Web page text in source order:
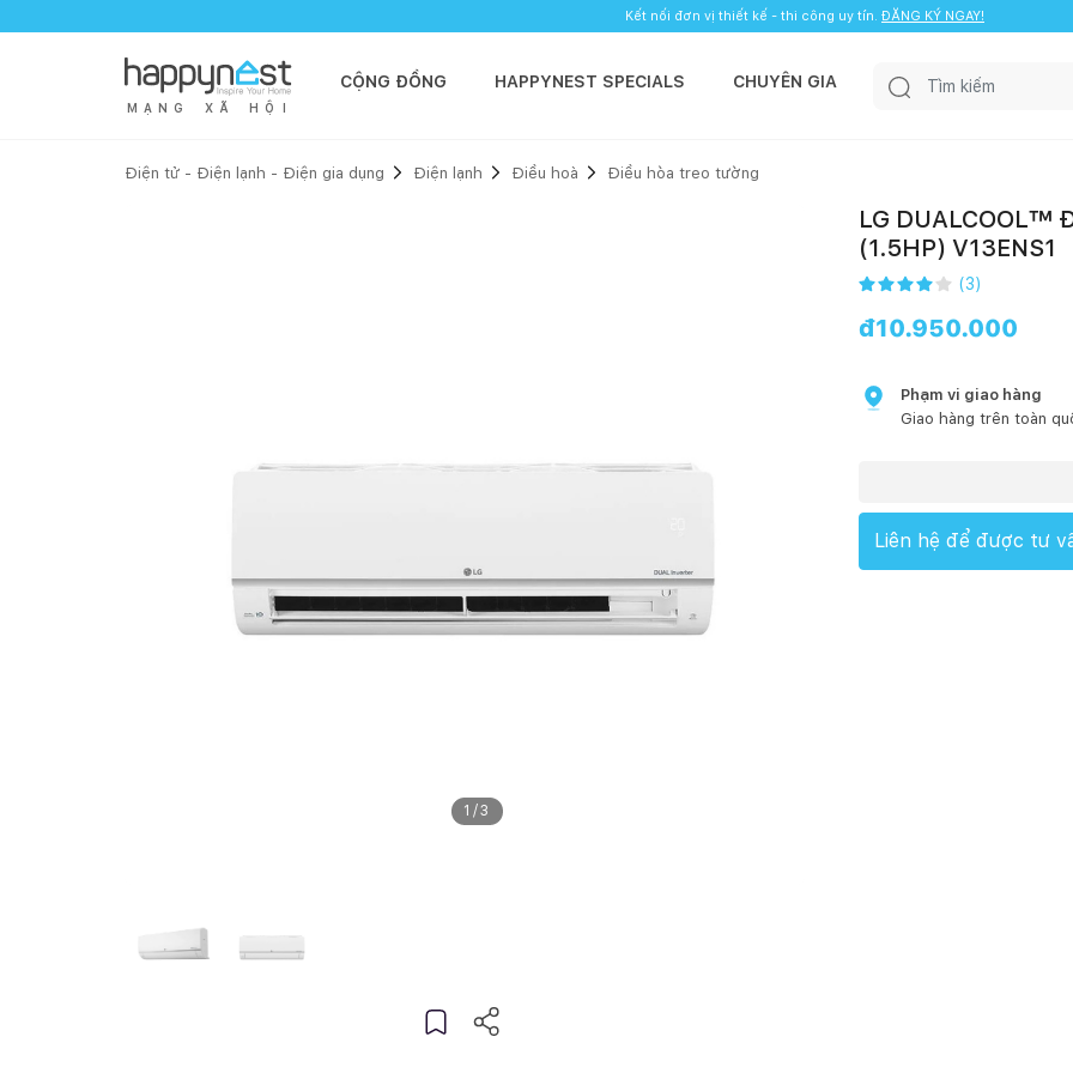
Kết nối đơn vị thiết kế - thi công uy tín. ĐĂNG KÝ NGAY!
M Ạ N G X Ã H Ộ I
CỘNG ĐỒNG HAPPYNEST SPECIALS CHUYÊN GIA
Điện tử - Điện lạnh - Điện gia dụng Điện lạnh Điều hoà Điều hòa treo tường
1 /3
LG DUALCOOL™
(1.5HP) V13ENS1
(3)
đ10.950.000
Phạm vi giao hàng
Giao hàng trên toàn
Liên hệ để được tư